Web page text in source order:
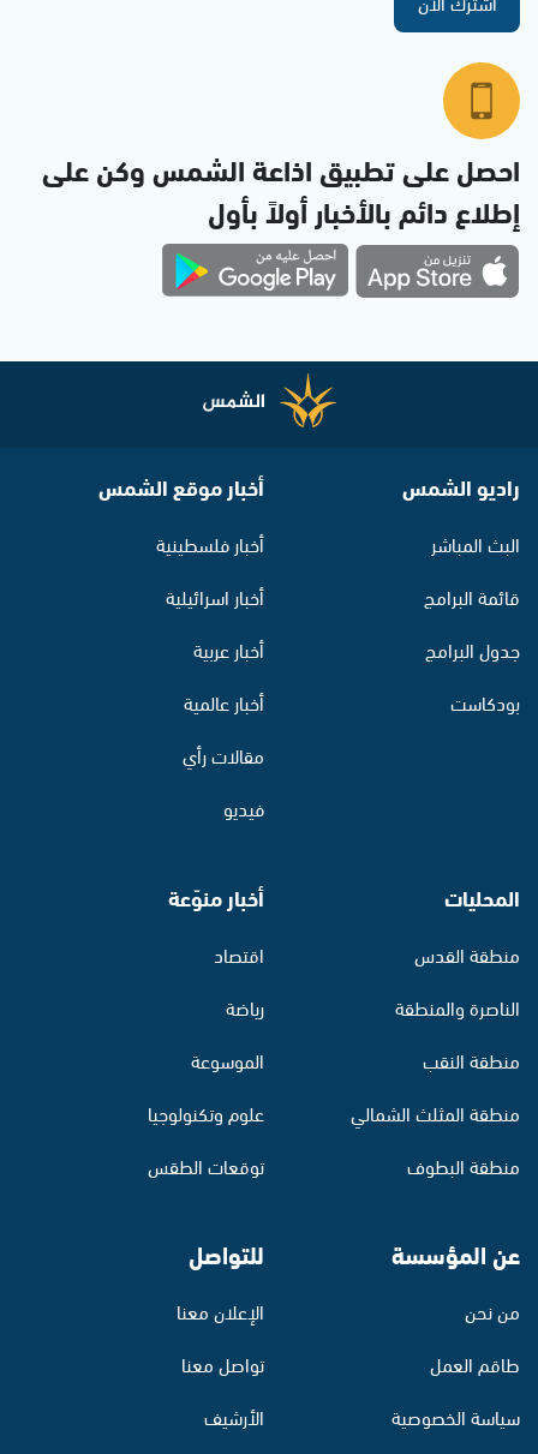
احصل على تطبيق اذاعة الشمس وكن على
إطلاع دائم بالأخبار أولاً بأول
راديو الشمس
البث المباشر
قائمة البرامج
جدول البرامج
بودكاست
أخبار موقع الشمس
أخبار فلسطينية
أخبار اسرائيلية
أخبار عربية
أخبار عالمية
مقالات رأي
فيديو
المحليات
منطقة القدس
الناصرة والمنطقة
منطقة النقب
منطقة المثلث الشمالي
منطقة البطوف
أخبار منوّعة
اقتصاد
رياضة
الموسوعة
علوم وتكنولوجيا
توقعات الطقس
عن المؤسسة
من نحن
طاقم العمل
سياسة الخصوصية
للتواصل
الإعلان معنا
تواصل معنا
الأرشيف